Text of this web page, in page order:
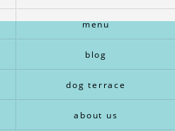
menu
blog
dog terrace
about us